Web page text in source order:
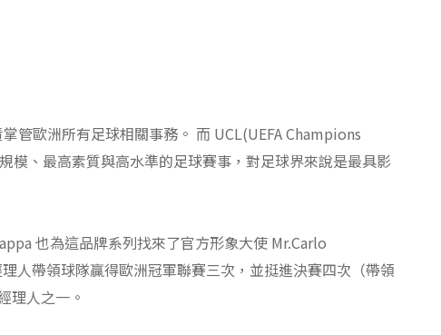
歐洲所有足球相關事務。 而 UCL(UEFA Champions
模、最高素質與高水準的足球賽事，對足球界來說是最具影
也為這品牌系列找來了官方形象大使 Mr.Carlo
人帶領球隊贏得歐洲冠軍聯賽三次，並挺進決賽四次（帶領
理人之一。